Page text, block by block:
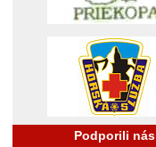
Podporili nás